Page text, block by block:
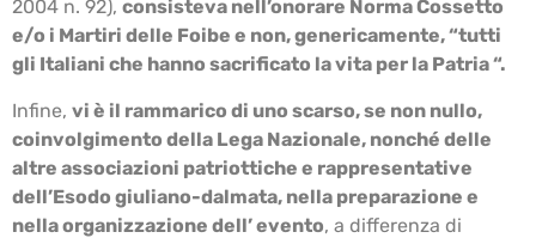
2004 n. 92), consisteva nell’onorare Norma Cossetto
e/o i Martiri delle Foibe e non, genericamente, “tutti
gli Italiani che hanno sacrificato la vita per la Patria “.
Infine, vi è il rammarico di uno scarso, se non nullo,
coinvolgimento della Lega Nazionale, nonché delle
altre associazioni patriottiche e rappresentative
dell’Esodo giuliano-dalmata, nella preparazione e
nella organizzazione dell’ evento, a differenza di